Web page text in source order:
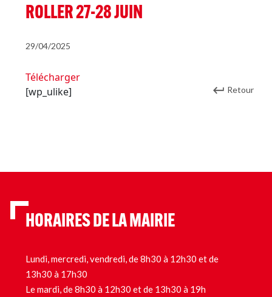
ROLLER 27-28 JUIN
29/04/2025
Télécharger
[wp_ulike]
Retour
HORAIRES DE LA MAIRIE
Lundi, mercredi, vendredi, de 8h30 à 12h30 et de
13h30 à 17h30
Le mardi, de 8h30 à 12h30 et de 13h30 à 19h